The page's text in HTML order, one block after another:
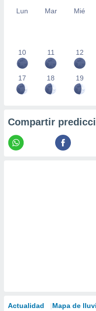
Lun Mar Mié
10 11 12
17 18 19
Compartir
Actualidad Mapa de